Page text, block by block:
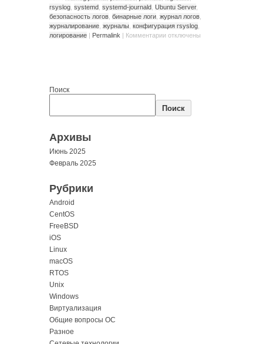
rsyslog systemd systemd-journald Ubuntu Server,
безопасность логов бинарные логи журнал логов
журналирование журналы конфигурация rsyslog
логирование | Permalink | Комментарии отключены
Поиск
Поиск
Архивы
Июнь 2025
Февраль 2025
Рубрики
Android
CentOS
FreeBSD
iOS
Linux
macOS
RTOS
Unix
Windows
Виртуализация
Общие вопросы ОС
Разное